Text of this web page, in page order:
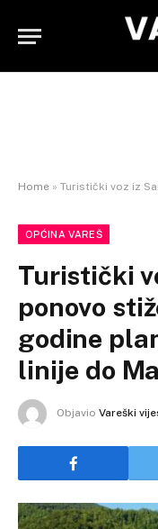
Home » Turistički voz iz Sarajeva
OPĆINA VAREŠ
Turistički
ponovo
godine
linije do
Objavio Vareški